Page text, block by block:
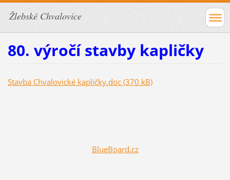
Žlebské Chvalovice
80. výročí stavby kapličky
Stavba Chvalovické kapličky.doc (370 kB)
BlueBoard.cz